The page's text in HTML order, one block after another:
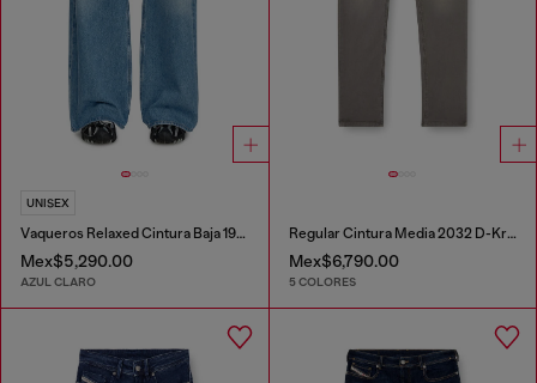
UNISEX
Vaqueros Relaxed Cintura Baja 1996 D-Sire
Mex$5,290.00
AZUL CLARO
Regular Cintura Media 2032 D-Krooley-BW Joggjeans®
Mex$6,790.00
5 COLORES